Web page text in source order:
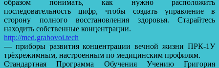
образом понимать, как нужно расположить
последовательность цифр, чтобы создать управление в
сторону полного восстановления здоровья. Старайтесь
находить собственные концентрации.
http://med.grabovoi.tech
— приборы развития концентрации вечной жизни ПРК-1У
трёхрежимным, настроенным по медицинским профилям.
Стандартная Программа Обучения Учению Григория